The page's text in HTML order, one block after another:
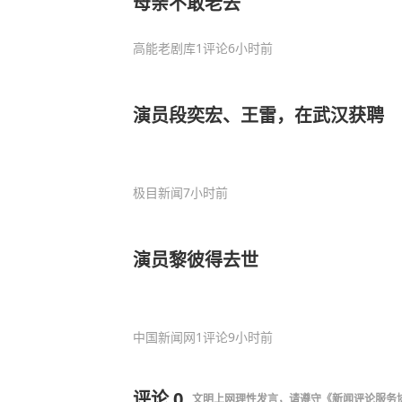
高能老剧库1评论6小时前
演员段奕宏、王雷，在武汉获聘
极目新闻7小时前
演员黎彼得去世
中国新闻网1评论9小时前